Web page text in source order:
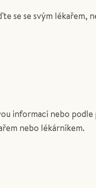
se se svým lékařem,
informací nebo
nebo lékárníkem.